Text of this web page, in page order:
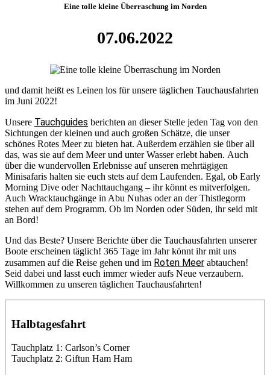
Eine tolle kleine Überraschung im Norden
07.06.2022
und damit heißt es Leinen los für unsere täglichen Tauchausfahrten
im Juni 2022!
Unsere Tauchguides berichten an dieser Stelle jeden Tag von den
Sichtungen der kleinen und auch großen Schätze, die unser
schönes Rotes Meer zu bieten hat. Außerdem erzählen sie über all
das, was sie auf dem Meer und unter Wasser erlebt haben. Auch
über die wundervollen Erlebnisse auf unseren mehrtägigen
Minisafaris halten sie euch stets auf dem Laufenden. Egal, ob Early
Morning Dive oder Nachttauchgang – ihr könnt es mitverfolgen.
Auch Wracktauchgänge in Abu Nuhas oder an der Thistlegorm
stehen auf dem Programm. Ob im Norden oder Süden, ihr seid mit
an Bord!
Und das Beste? Unsere Berichte über die Tauchausfahrten unserer
Boote erscheinen täglich! 365 Tage im Jahr könnt ihr mit uns
zusammen auf die Reise gehen und im Roten Meer abtauchen!
Seid dabei und lasst euch immer wieder aufs Neue verzaubern.
Willkommen zu unseren täglichen Tauchausfahrten!
Halbtagesfahrt
Tauchplatz 1: Carlson’s Corner
Tauchplatz 2: Giftun Ham Ham